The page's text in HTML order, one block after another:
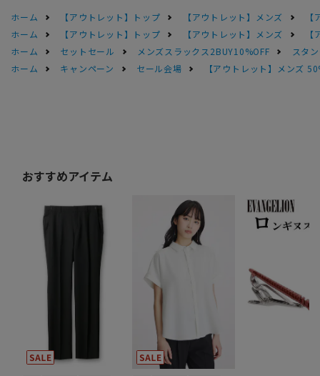
ホーム 【アウトレット】トップ 【アウトレット】メンズ
ホーム
【アウトレット】トップ 【アウトレット】メンズ
ホーム
セットセール メンズスラックス2BUY10%OFF
スタ
ホーム
キャンペーン セール会場 【アウトレット】メンズ